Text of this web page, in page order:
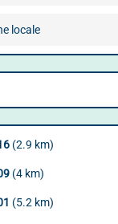
locale
(2.9 km)
(4 km)
(5.2 km)